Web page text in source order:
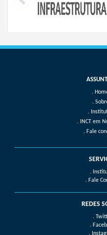
INCT em
Fale
.
. Fale
REDES
.
.
.